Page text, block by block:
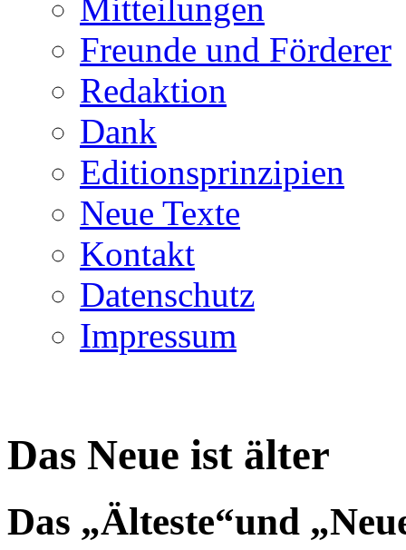
Mitteilungen
Freunde und Förderer
Redaktion
Dank
Editionsprinzipien
Neue Texte
Kontakt
Datenschutz
Impressum
Das Neue ist älter
Das „Älteste“und